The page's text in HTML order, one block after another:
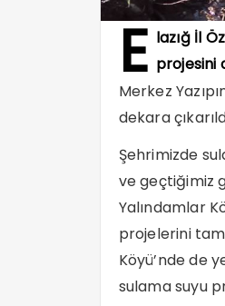
E lazığ İl
projesini
Merkez
dekara
Şehrimizde
ve geçtiğimiz
Yalındamlar
projelerini
Köyü’nde de
sulama suyu